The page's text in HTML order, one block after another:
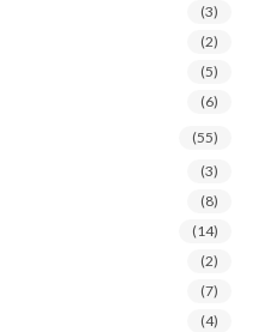
(3)
(2)
(5)
(6)
(55)
(3)
(8)
(14)
(2)
(7)
(4)